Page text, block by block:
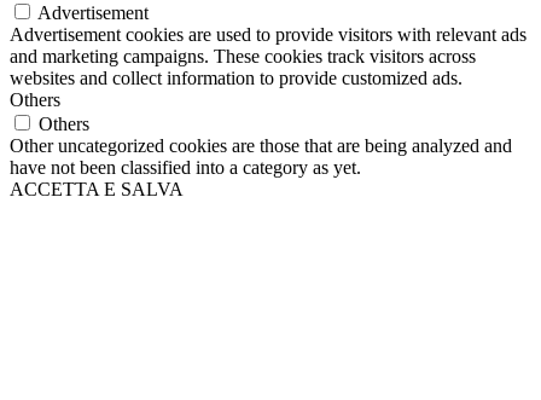
Advertisement
Advertisement cookies are used to provide visitors with relevant ads
and marketing campaigns. These cookies track visitors across
websites and collect information to provide customized ads.
Others
Others
Other uncategorized cookies are those that are being analyzed and
have not been classified into a category as yet.
ACCETTA E SALVA